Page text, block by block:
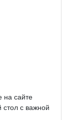
на сайте
с важной